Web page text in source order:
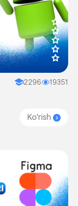
2296
19351
Ko'rish